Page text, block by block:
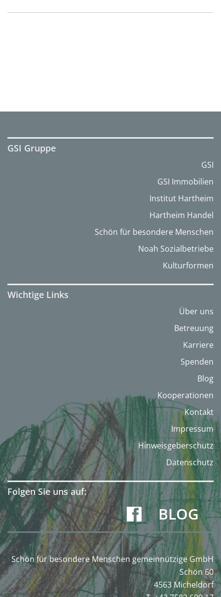
GSI Gruppe
GSI
GSI Immobilien
Institut Hartheim
Hartheim Handel
Schön für besondere Menschen
Noah Sozialbetriebe
Kulturformen
Wichtige Links
Über uns
Betreuung
Karriere
Spenden
Blog
Kooperationen
Kontakt
Impressum
Hinweisgeberschutz
Datenschutz
Folgen Sie uns auf:
BLOG
Schön für besondere Menschen gemeinnützige GmbH
Schön 60
4563 Micheldorf